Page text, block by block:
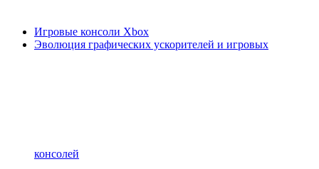
Игровые консоли Xbox
Эволюция графических ускорителей и игровых
консолей